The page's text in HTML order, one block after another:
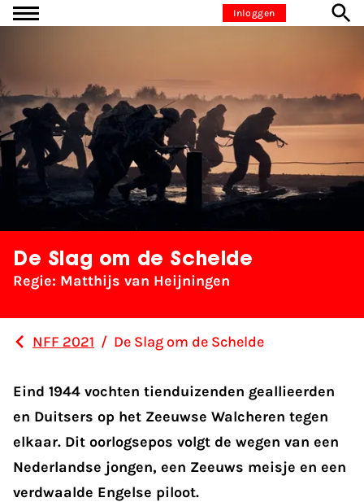
Ga naar inhoudInloggen
De Slag om de Schelde
Regie: Matthijs van Heijningen
NFF 2021 / De Slag om de Schelde
Eind 1944 vochten tienduizenden geallieerden
en Duitsers op het Zeeuwse Walcheren tegen
elkaar. Dit oorlogsepos volgt de wegen van een
Nederlandse jongen, een Zeeuws meisje en een
verdwaalde Engelse piloot.